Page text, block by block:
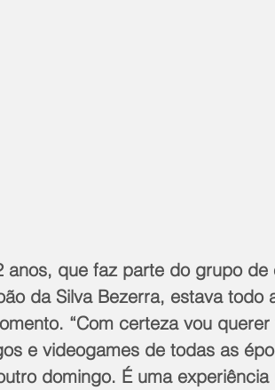
anos, que faz parte do grupo de
da Silva Bezerra, estava todo
“Com certeza vou
e videogames de todas as
domingo. É uma experiência